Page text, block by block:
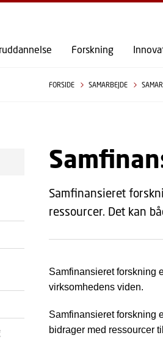
GÅ
Forskning
FORSIDE SAMARBEJDE
Samfinansieret
ressourcer. Det kan
Samfinansieret forskning
virksomhedens viden.
Samfinansieret forskning
bidrager med ressourcer